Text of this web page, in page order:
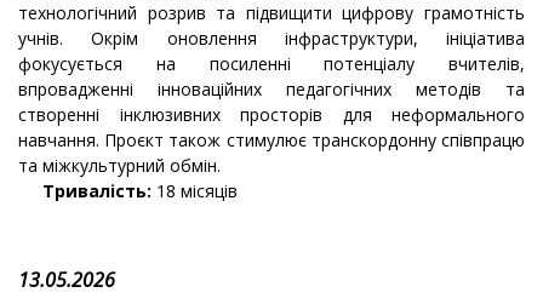
технологічний розрив та підвищити цифрову грамотність
учнів. Окрім оновлення інфраструктури, ініціатива
фокусується на посиленні потенціалу вчителів,
впровадженні інноваційних педагогічних методів та
створенні інклюзивних просторів для неформального
навчання. Проєкт також стимулює транскордонну співпрацю
та міжкультурний обмін.
Тривалість: 18 місяців
13.05.2026